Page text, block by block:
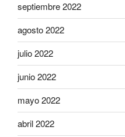
septiembre 2022
agosto 2022
julio 2022
junio 2022
mayo 2022
abril 2022